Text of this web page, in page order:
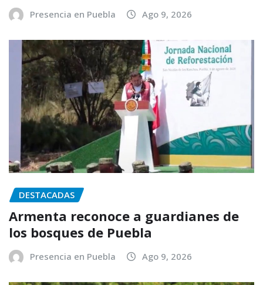
Presencia en Puebla Ago 9, 2026
DESTACADAS
Armenta reconoce a guardianes de
los bosques de Puebla
Presencia en Puebla Ago 9, 2026